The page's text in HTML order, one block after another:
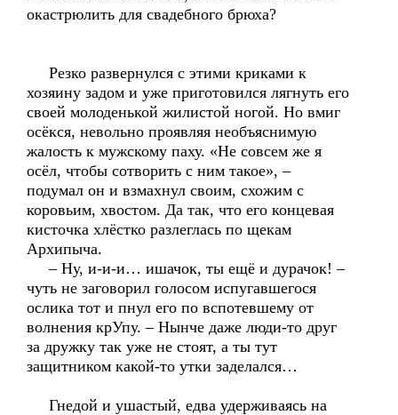
окастрюлить для свадебного брюха?
Резко развернулся с этими криками к
хозяину задом и уже приготовился лягнуть его
своей молоденькой жилистой ногой. Но вмиг
осёкся, невольно проявляя необъяснимую
жалость к мужскому паху. «Не совсем же я
осёл, чтобы сотворить с ним такое», –
подумал он и взмахнул своим, схожим с
коровьим, хвостом. Да так, что его концевая
кисточка хлёстко разлеглась по щекам
Архипыча.
– Ну, и-и-и… ишачок, ты ещё и дурачок! –
чуть не заговорил голосом испугавшегося
ослика тот и пнул его по вспотевшему от
волнения крУпу. – Нынче даже люди-то друг
за дружку так уже не стоят, а ты тут
защитником какой-то утки заделался…
Гнедой и ушастый, едва удерживаясь на